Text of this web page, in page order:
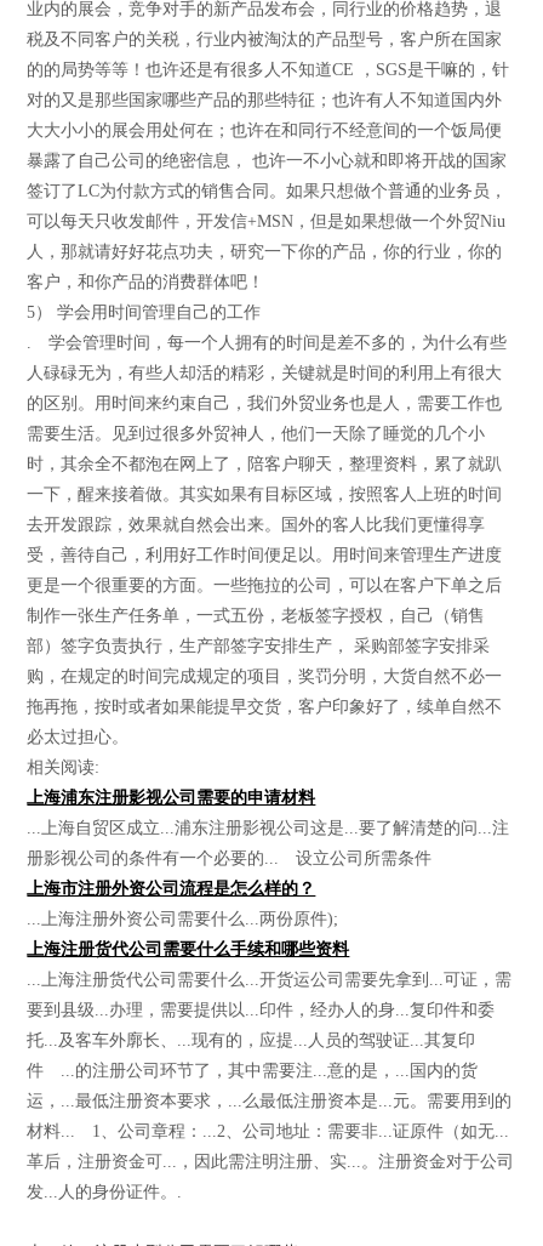
业内的展会，竞争对手的新产品发布会，同行业的价格趋势，退
税及不同客户的关税，行业内被淘汰的产品型号，客户所在国家
的的局势等等！也许还是有很多人不知道CE ，SGS是干嘛的，针
对的又是那些国家哪些产品的那些特征；也许有人不知道国内外
大大小小的展会用处何在；也许在和同行不经意间的一个饭局便
暴露了自己公司的绝密信息， 也许一不小心就和即将开战的国家
签订了LC为付款方式的销售合同。如果只想做个普通的业务员，
可以每天只收发邮件，开发信+MSN，但是如果想做一个外贸Niu
人，那就请好好花点功夫，研究一下你的产品，你的行业，你的
客户，和你产品的消费群体吧！
5） 学会用时间管理自己的工作
. 学会管理时间，每一个人拥有的时间是差不多的，为什么有些
人碌碌无为，有些人却活的精彩，关键就是时间的利用上有很大
的区别。用时间来约束自己，我们外贸业务也是人，需要工作也
需要生活。见到过很多外贸神人，他们一天除了睡觉的几个小
时，其余全不都泡在网上了，陪客户聊天，整理资料，累了就趴
一下，醒来接着做。其实如果有目标区域，按照客人上班的时间
去开发跟踪，效果就自然会出来。国外的客人比我们更懂得享
受，善待自己，利用好工作时间便足以。用时间来管理生产进度
更是一个很重要的方面。一些拖拉的公司，可以在客户下单之后
制作一张生产任务单，一式五份，老板签字授权，自己（销售
部）签字负责执行，生产部签字安排生产， 采购部签字安排采
购，在规定的时间完成规定的项目，奖罚分明，大货自然不必一
拖再拖，按时或者如果能提早交货，客户印象好了，续单自然不
必太过担心。
相关阅读:
上海浦东注册影视公司需要的申请材料
...上海自贸区成立...浦东注册影视公司这是...要了解清楚的问...注
册影视公司的条件有一个必要的... 设立公司所需条件
上海市注册外资公司流程是怎么样的？
...上海注册外资公司需要什么...两份原件);
上海注册货代公司需要什么手续和哪些资料
...上海注册货代公司需要什么...开货运公司需要先拿到...可证，需
要到县级...办理，需要提供以...印件，经办人的身...复印件和委
托...及客车外廓长、...现有的，应提...人员的驾驶证...其复印
件 ...的注册公司环节了，其中需要注...意的是，...国内的货
运，...最低注册资本要求，...么最低注册资本是...元。需要用到的
材料... 1、公司章程：...2、公司地址：需要非...证原件（如无...
革后，注册资金可...，因此需注明注册、实...。注册资金对于公司
发...人的身份证件。.